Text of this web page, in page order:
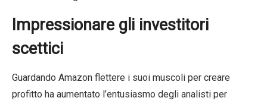
Impressionare gli investitori
scettici
Guardando Amazon flettere i suoi muscoli per creare
profitto ha aumentato l’entusiasmo degli analisti per